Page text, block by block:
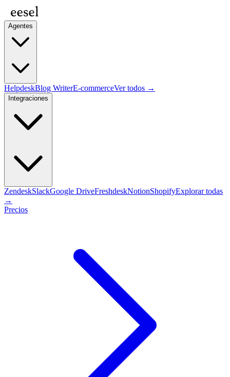
Agentes
HelpdeskBlog WriterE-commerceVer todos →
Integraciones
ZendeskSlackGoogle DriveFreshdeskNotionShopifyExplorar todas
→
Precios